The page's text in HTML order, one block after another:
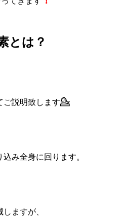
とは？
ご説明致します💁
み全身に回ります。
ますが、